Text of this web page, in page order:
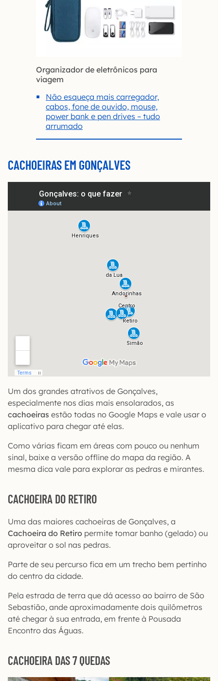
Organizador de eletrônicos para
viagem
Não esqueça mais carregador,
cabos, fone de ouvido, mouse,
power bank e pen drives – tudo
arrumado
CACHOEIRAS EM GONÇALVES
Um dos grandes atrativos de Gonçalves,
especialmente nos dias mais ensolarados, as
cachoeiras estão todas no Google Maps e vale usar o
aplicativo para chegar até elas.
Como várias ficam em áreas com pouco ou nenhum
sinal, baixe a versão offline do mapa da região. A
mesma dica vale para explorar as pedras e mirantes.
CACHOEIRA DO RETIRO
Uma das maiores cachoeiras de Gonçalves, a
Cachoeira do Retiro permite tomar banho (gelado) ou
aproveitar o sol nas pedras.
Parte de seu percurso fica em um trecho bem pertinho
do centro da cidade.
Pela estrada de terra que dá acesso ao bairro de São
Sebastião, ande aproximadamente dois quilômetros
até chegar à sua entrada, em frente à Pousada
Encontro das Águas.
CACHOEIRA DAS 7 QUEDAS